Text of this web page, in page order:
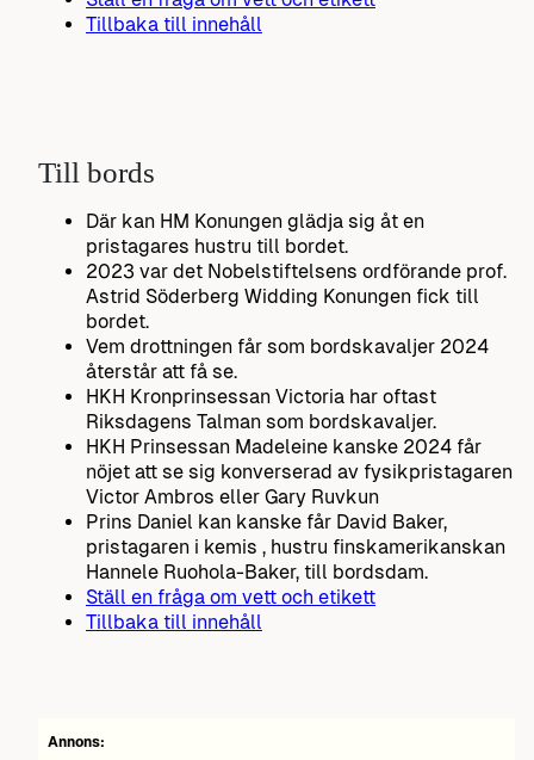
Tillbaka till innehåll
Till bords
Där kan HM Konungen glädja sig åt en
pristagares hustru till bordet.
2023 var det Nobelstiftelsens ordförande prof.
Astrid Söderberg Widding Konungen fick till
bordet.
Vem drottningen får som bordskavaljer 2024
återstår att få se.
HKH Kronprinsessan Victoria har oftast
Riksdagens Talman som bordskavaljer.
HKH Prinsessan Madeleine kanske 2024 får
nöjet att se sig konverserad av fysikpristagaren
Victor Ambros eller Gary Ruvkun
Prins Daniel kan kanske får David Baker,
pristagaren i kemis , hustru finskamerikanskan
Hannele Ruohola-Baker, till bordsdam.
Ställ en fråga om vett och etikett
Tillbaka till innehåll
Annons: